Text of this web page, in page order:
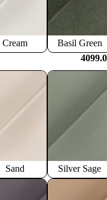
Cream
Basil Green
Sand Silver Sage